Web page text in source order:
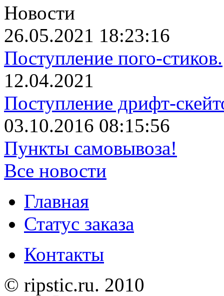
Новости
26.05.2021 18:23:16
Поступление пого-стиков.
12.04.2021
Поступление дрифт-
03.10.2016 08:15:56
Пункты самовывоза!
Все новости
Главная
Статус заказа
Контакты
© ripstic.ru. 2010